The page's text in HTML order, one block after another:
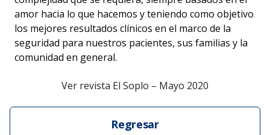
amor hacia lo que hacemos y teniendo como objetivo
los mejores resultados clínicos en el marco de la
seguridad para nuestros pacientes, sus familias y la
comunidad en general.
Ver revista El Soplo – Mayo 2020
Regresar